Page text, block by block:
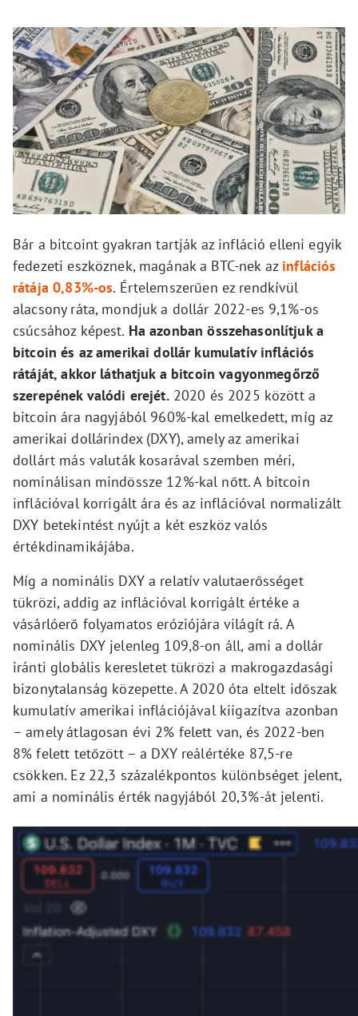
Bár a bitcoint gyakran tartják az infláció elleni egyik
fedezeti eszköznek, magának a BTC-nek az inflációs
rátája 0,83%-os. Értelemszerűen ez rendkívül
alacsony ráta, mondjuk a dollár 2022-es 9,1%-os
csúcsához képest. Ha azonban összehasonlítjuk a
bitcoin és az amerikai dollár kumulatív inflációs
rátáját, akkor láthatjuk a bitcoin vagyonmegőrző
szerepének valódi erejét.2020 és 2025 között a
bitcoin ára nagyjából 960%-kal emelkedett, míg az
amerikai dollárindex (DXY), amely az amerikai
dollárt más valuták kosarával szemben méri,
nominálisan mindössze 12%-kal nőtt. A bitcoin
inflációval korrigált ára és az inflációval normalizált
DXY betekintést nyújt a két eszköz valós
értékdinamikájába.
Míg a nominális DXY a relatív valutaerősséget
tükrözi, addig az inflációval korrigált értéke a
vásárlóerő folyamatos eróziójára világít rá. A
nominális DXY jelenleg 109,8-on áll, ami a dollár
iránti globális keresletet tükrözi a makrogazdasági
bizonytalanság közepette. A 2020 óta eltelt időszak
kumulatív amerikai inflációjával kiigazítva azonban
– amely átlagosan évi 2% felett van, és 2022-ben
8% felett tetőzött – a DXY reálértéke 87,5-re
csökken. Ez 22,3 százalékpontos különbséget jelent,
ami a nominális érték nagyjából 20,3%-át jelenti.